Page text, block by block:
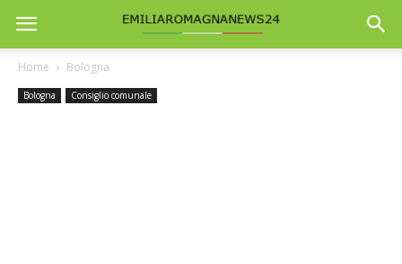
Home Bologna
Bologna Consiglio comunale